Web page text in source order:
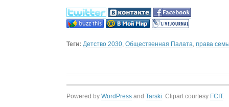
Теги: Детство 2030, Общественная Палата, права
Powered by WordPress and Tarski. Clipart courtesy FCIT.